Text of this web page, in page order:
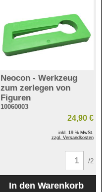
Neocon - Werkzeug
zum zerlegen von
Figuren
10060003
24,90 €
inkl. 19 % MwSt.
zzgl. Versandkosten
/2